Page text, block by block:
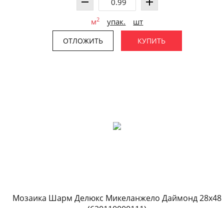
м2 упак. шт
ОТЛОЖИТЬ КУПИТЬ
Мозаика Шарм Делюкс Микеланжело Даймонд 28x48